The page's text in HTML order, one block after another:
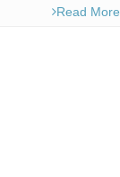
Read More